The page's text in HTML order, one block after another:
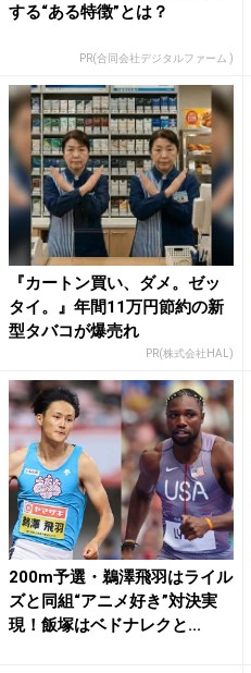
する“ある特徴”とは？
PR(合同会社デジタルファーム )
『カートン買い、ダメ。ゼッ
タイ。』年間11万円節約の新
型タバコが爆売れ
PR(株式会社HAL)
200m予選・鵜澤飛羽はライル
ズと同組“アニメ好き”対決実
現！飯塚はベドナレクと...